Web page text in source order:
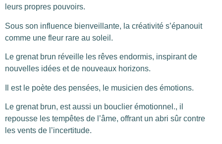
leurs propres pouvoirs.
Sous son influence bienveillante, la créativité s’épanouit
comme une fleur rare au soleil.
Le grenat brun réveille les rêves endormis, inspirant de
nouvelles idées et de nouveaux horizons.
Il est le poète des pensées, le musicien des émotions.
Le grenat brun, est aussi un bouclier émotionnel., il
repousse les tempêtes de l’âme, offrant un abri sûr contre
les vents de l’incertitude.